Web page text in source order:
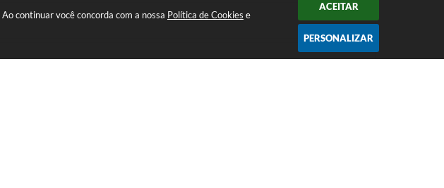
continuar você concorda com a nossa Política de Cookies e
ACEITAR
PERSONALIZAR